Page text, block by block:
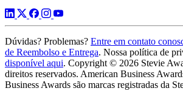
Dúvidas? Problemas? Entre em contato
de Reembolso e Entrega. Nossa política de
disponível aqui. Copyright © 2026 Stevie
direitos reservados. American Business
Business Awards são marcas registradas da